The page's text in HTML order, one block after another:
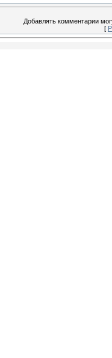
Добавлять комментарии
[